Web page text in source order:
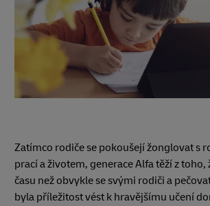
Zatímco rodiče se pokoušejí žonglovat s
prací a životem, generace Alfa těží z toho,
času než obvykle se svými rodiči a
byla příležitost vést k hravějšímu učení